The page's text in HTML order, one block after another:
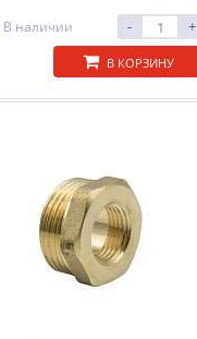
В наличии - +
В КОРЗИНУ